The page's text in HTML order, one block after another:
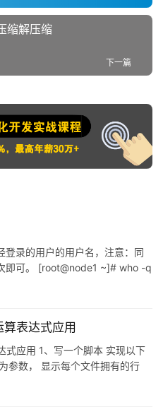
缩解压缩
下一篇
登录的用户的用户名，注意：同
即可。 [root@node1 ~]# who -q
~]# who -a | tail -1 mint
表达式应用
式应用 1、写一个脚本 实现以下
参数， 显示每个文件拥有的行
的个数。将脚本提供的所有参